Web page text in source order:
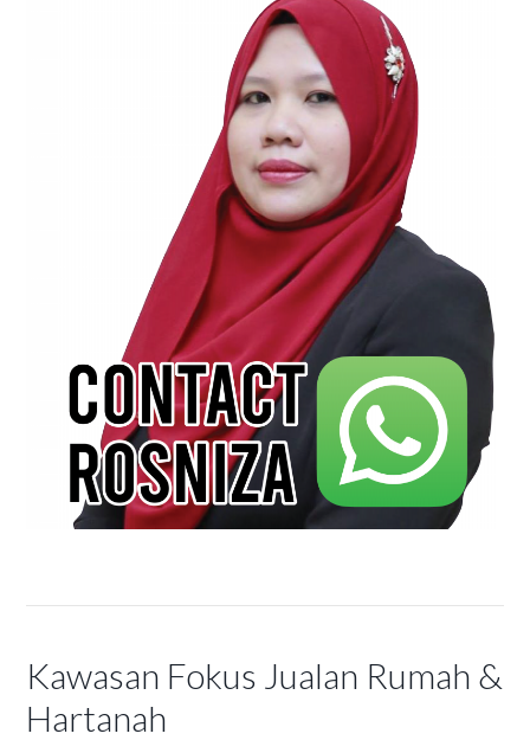
Kawasan Fokus Jualan Rumah &
Hartanah